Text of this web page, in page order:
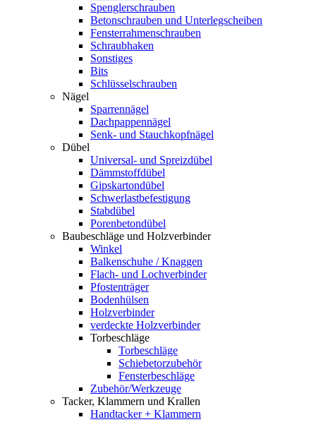
Spenglerschrauben
Betonschrauben und Unterlegscheiben
Fensterrahmenschrauben
Schraubhaken
Sonstiges
Bits
Schlüsselschrauben
Nägel
Sparrennägel
Dachpappennägel
Senk- und Stauchkopfnägel
Dübel
Universal- und Spreizdübel
Dämmstoffdübel
Gipskartondübel
Schwerlastbefestigung
Stabdübel
Porenbetondübel
Baubeschläge und Holzverbinder
Winkel
Balkenschuhe / Knaggen
Flach- und Lochverbinder
Pfostenträger
Bodenhülsen
Holzverbinder
verdeckte Holzverbinder
Torbeschläge
Torbeschläge
Schiebetorzubehör
Fensterbeschläge
Zubehör/Werkzeuge
Tacker, Klammern und Krallen
Handtacker + Klammern